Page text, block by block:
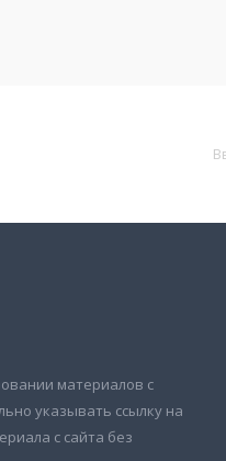
материалов с
указывать ссылку на
с сайта без